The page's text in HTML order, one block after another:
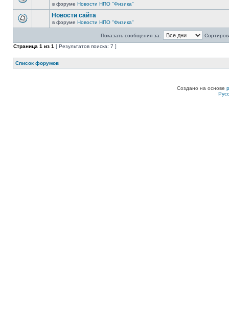
в форуме Новости НПО "Физика"
Новости сайта
в форуме Новости НПО "Физика"
Показать сообщения за:
Страница 1 из 1 [ Результатов поиска: 7 ]
Список форумов
Создано на основе